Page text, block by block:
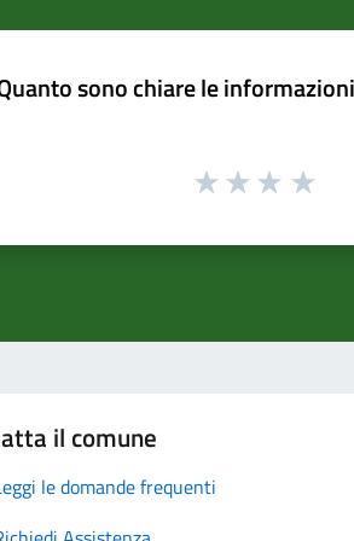
sono chiare le
il comune
le domande frequenti